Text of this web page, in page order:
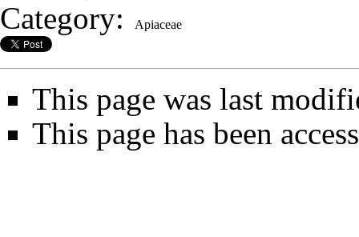
Category: Apiaceae
This page was last
This page has been